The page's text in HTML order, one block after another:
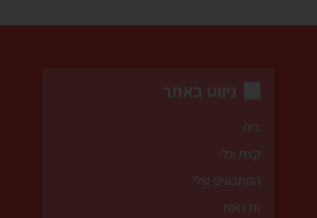
ניווט באתר
בית
קצת עלי
המתכונים שלי
סדנאות